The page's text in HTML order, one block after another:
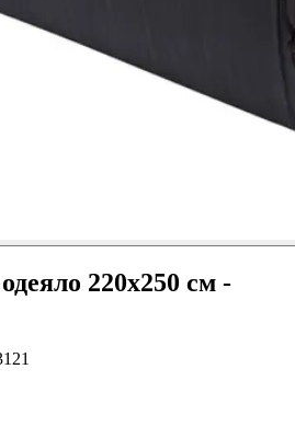
220x250 см -